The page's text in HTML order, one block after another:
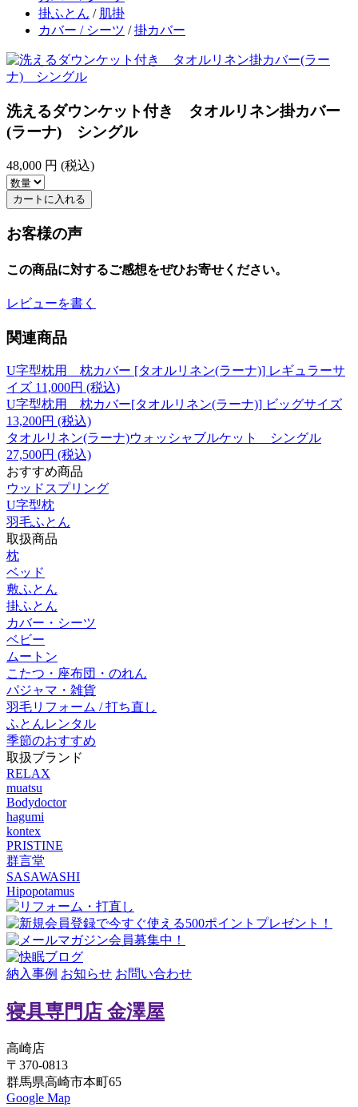
掛ふとん / 肌掛
カバー / シーツ /掛カバー
洗えるダウンケット付き タオルリネン掛カバー
(ラーナ) シングル
48,000 円 (税込)
カートに入れる
お客様の声
この商品に対するご感想をぜひお寄せください。
レビューを書く
関連商品
U字型枕用 枕カバー [タオルリネン(ラーナ)] レギュラーサ
イズ 11,000円 (税込)
U字型枕用 枕カバー[タオルリネン(ラーナ)] ビッグサイズ
13,200円 (税込)
タオルリネン(ラーナ)ウォッシャブルケット シングル
27,500円 (税込)
おすすめ商品
ウッドスプリング
U字型枕
羽毛ふとん
取扱商品
枕
ベッド
敷ふとん
掛ふとん
カバー・シーツ
ベビー
ムートン
こたつ・座布団・のれん
パジャマ・雑貨
羽毛リフォーム / 打ち直し
ふとんレンタル
季節のおすすめ
取扱ブランド
RELAX
muatsu
Bodydoctor
hagumi
kontex
PRISTINE
群言堂
SASAWASHI
Hipopotamus
納入事例 お知らせ お問い合わせ
寝具専門店 金澤屋
高崎店
〒370-0813
群馬県高崎市本町65
Google Map